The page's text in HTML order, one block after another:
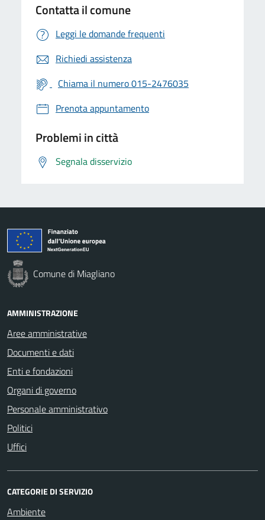
Contatta il comune
Leggi le domande frequenti
Richiedi assistenza
Chiama il numero 015-2476035
Prenota appuntamento
Problemi in città
Segnala disservizio
Comune di Miagliano
AMMINISTRAZIONE
Aree amministrative
Documenti e dati
Enti e fondazioni
Organi di governo
Personale amministrativo
Politici
Uffici
CATEGORIE DI SERVIZIO
Ambiente